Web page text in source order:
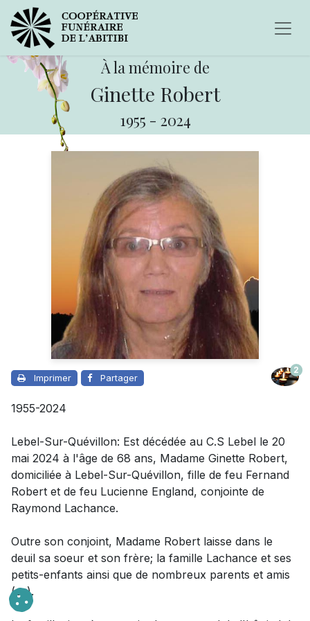
À la mémoire de
Ginette Robert
1955 - 2024
Imprimer Partager
2
1955-2024
Lebel-Sur-Quévillon: Est décédée au C.S Lebel le 20
mai 2024 à l'âge de 68 ans, Madame Ginette Robert,
domiciliée à Lebel-Sur-Quévillon, fille de feu Fernand
Robert et de feu Lucienne England, conjointe de
Raymond Lachance.
Outre son conjoint, Madame Robert laisse dans le
deuil sa soeur et son frère; la famille Lachance et ses
petits-enfants ainsi que de nombreux parents et amis
(es).